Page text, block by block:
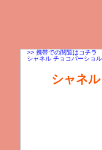
>> 携帯での閲覧はコチラ
シャネル チョコバーショ
シャネ